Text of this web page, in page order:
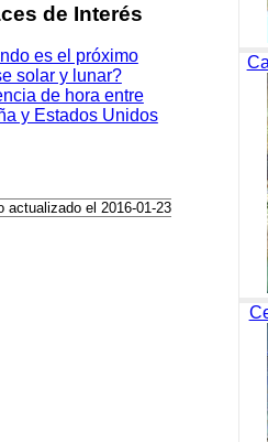
de Interés
es el próximo
solar y lunar?
de hora entre
y Estados Unidos
actualizado el 2016-01-23